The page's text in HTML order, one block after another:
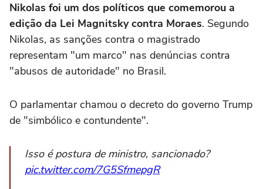
Nikolas foi um dos políticos que comemorou a
edição da Lei Magnitsky contra Moraes. Segundo
Nikolas, as sanções contra o magistrado
representam "um marco" nas denúncias contra
"abusos de autoridade" no Brasil.
O parlamentar chamou o decreto do governo Trump
de "simbólico e contundente".
Isso é postura de ministro, sancionado?
pic.twitter.com/7G5SfmepgR